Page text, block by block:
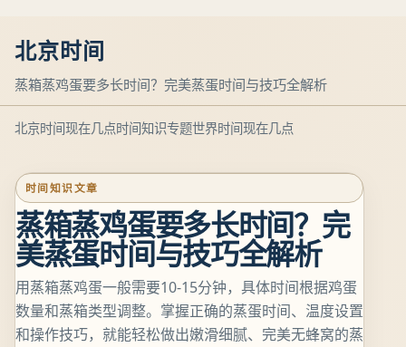
北京时间
蒸箱蒸鸡蛋要多长时间？完美蒸蛋时间与技巧全解析
北京时间现在几点时间知识专题世界时间现在几点
时间知识文章
蒸箱蒸鸡蛋要多长时间？完
美蒸蛋时间与技巧全解析
用蒸箱蒸鸡蛋一般需要10-15分钟，具体时间根据鸡蛋
数量和蒸箱类型调整。掌握正确的蒸蛋时间、温度设置
和操作技巧，就能轻松做出嫩滑细腻、完美无蜂窝的蒸